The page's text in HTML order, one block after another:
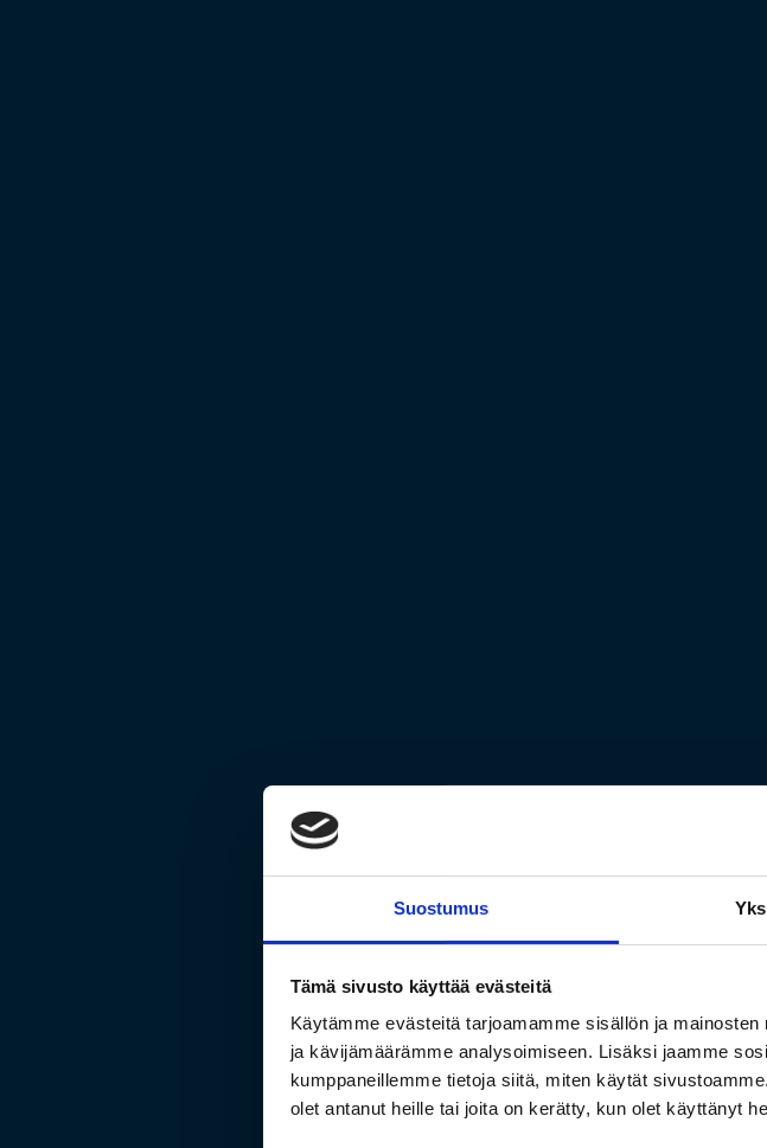
Suostumus
Tämä sivusto käyttää evästeitä
Käytämme evästeitä tarjoamamme sisällön ja
ja kävijämäärämme analysoimiseen. Lisäksi jaamme
kumppaneillemme tietoja siitä, miten käytät
olet antanut heille tai joita on kerätty, kun olet käyttänyt
Markkinoijan osa-